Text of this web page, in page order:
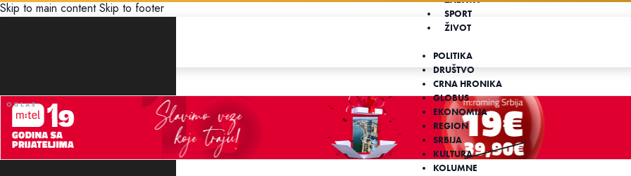
Skip to main content Skip to footer
SPORT
ŽIVOT
POLITIKA
DRUŠTVO
CRNA HRONIKA
GLOBUS
EKONOMIJA
REGION
SRBIJA
KULTURA
KOLUMNE